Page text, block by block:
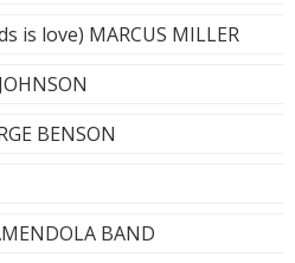
is love) MARCUS MILLER
BENSON
BAND